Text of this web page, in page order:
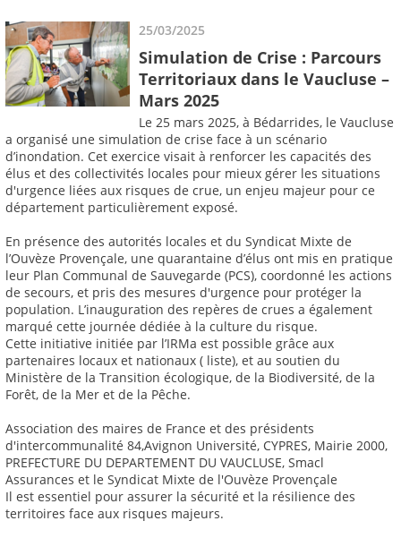
25/03/2025
Simulation de Crise : Parcours
Territoriaux dans le Vaucluse –
Mars 2025
Le 25 mars 2025, à Bédarrides, le Vaucluse
a organisé une simulation de crise face à un scénario
d’inondation. Cet exercice visait à renforcer les capacités des
élus et des collectivités locales pour mieux gérer les situations
d'urgence liées aux risques de crue, un enjeu majeur pour ce
département particulièrement exposé.
En présence des autorités locales et du Syndicat Mixte de
l’Ouvèze Provençale, une quarantaine d’élus ont mis en pratique
leur Plan Communal de Sauvegarde (PCS), coordonné les actions
de secours, et pris des mesures d'urgence pour protéger la
population. L’inauguration des repères de crues a également
marqué cette journée dédiée à la culture du risque.
Cette initiative initiée par l’IRMa est possible grâce aux
partenaires locaux et nationaux ( liste), et au soutien du
Ministère de la Transition écologique, de la Biodiversité, de la
Forêt, de la Mer et de la Pêche.
Association des maires de France et des présidents
d'intercommunalité 84,Avignon Université, CYPRES, Mairie 2000,
PREFECTURE DU DEPARTEMENT DU VAUCLUSE, Smacl
Assurances et le Syndicat Mixte de l'Ouvèze Provençale
Il est essentiel pour assurer la sécurité et la résilience des
territoires face aux risques majeurs.